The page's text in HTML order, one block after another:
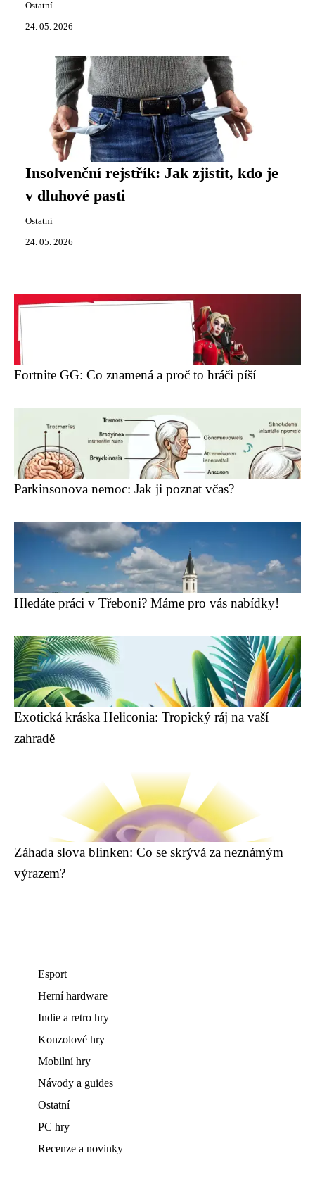
Ostatní
24. 05. 2026
Insolvenční rejstřík: Jak zjistit, kdo je
v dluhové pasti
Ostatní
24. 05. 2026
Fortnite GG: Co znamená a proč to hráči píší
Parkinsonova nemoc: Jak ji poznat včas?
Hledáte práci v Třeboni? Máme pro vás nabídky!
Exotická kráska Heliconia: Tropický ráj na vaší
zahradě
Záhada slova blinken: Co se skrývá za neznámým
výrazem?
Esport
Herní hardware
Indie a retro hry
Konzolové hry
Mobilní hry
Návody a guides
Ostatní
PC hry
Recenze a novinky